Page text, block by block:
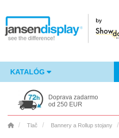
KATALÓG
Doprava zadarmo
od 250 EUR
Tlač Bannery a Rollup stojany